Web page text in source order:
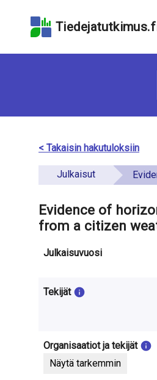
hakukenttään
sivun
d
e
< Takaisin hakutuloksiin
Julkaisut Evidence of
Evidence of
from a citizen
Julkaisuvuosi
Tekijät
Organisaatiot ja tekijät
Näytä tarkemmin